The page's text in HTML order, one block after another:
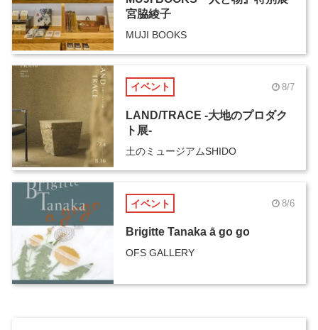
宮脇綾子
MUJI BOOKS
イベント 8/7
LAND/TRACE -大地のプロダク
ト展-
土のミュージアムSHIDO
イベント 8/6
Brigitte Tanaka ā go go
OFS GALLERY